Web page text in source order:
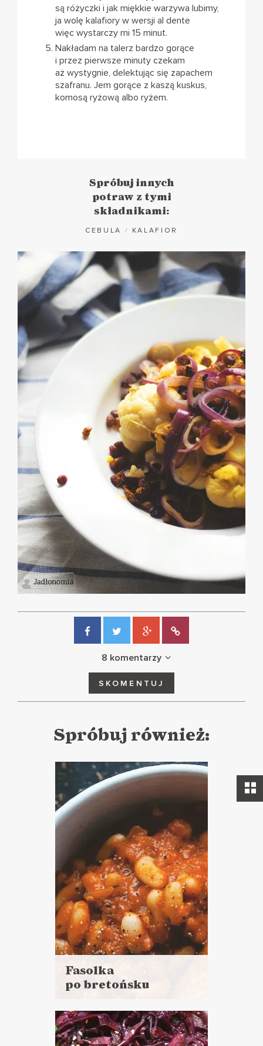
są różyczki i jak miękkie warzywa lubimy,
ja wolę kalafiory w wersji al dente
więc wystarczy mi 15 minut.
Nakładam na talerz bardzo gorące
i przez pierwsze minuty czekam
aż wystygnie, delektując się zapachem
szafranu. Jem gorące z kaszą kuskus,
komosą ryżową albo ryżem.
Spróbuj innych
potraw z tymi
składnikami:
CEBULA / KALAFIOR
8 komentarzy
SKOMENTUJ
Spróbuj również:
Fasolka
po bretońsku
więcej
Czas przygotowania:
do 45 minut